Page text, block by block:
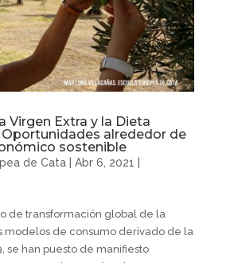
Virgen Extra y la Dieta
Oportunidades alrededor de
sostenible
de Cata| Abr 6, 2021
de transformación global de la
modelos de consumo derivado de la
se han puesto de manifiesto